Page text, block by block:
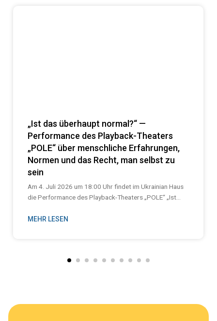
„Ist das überhaupt normal?“ —
Performance des Playback-Theaters
„POLE“ über menschliche Erfahrungen,
Normen und das Recht, man selbst zu
sein
Am 4. Juli 2026 um 18:00 Uhr findet im Ukrainian Haus
die Performance des Playback-Theaters „POLE“ „Ist...
MEHR LESEN